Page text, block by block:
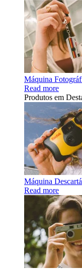
Máquina
Read more
Produtos em
Máquina
Read more